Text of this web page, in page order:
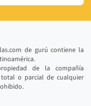
de gurú contiene la
de la compañía
o parcial de cualquier